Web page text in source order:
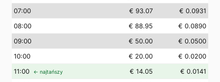
07:00 € 93.07
€ 0.0931
08:00 € 88.95
€ 0.0890
09:00 € 50.00
€ 0.0500
10:00 € 20.00
€ 0.0200
11:00 ← najtańszy € 14.05
€ 0.0141